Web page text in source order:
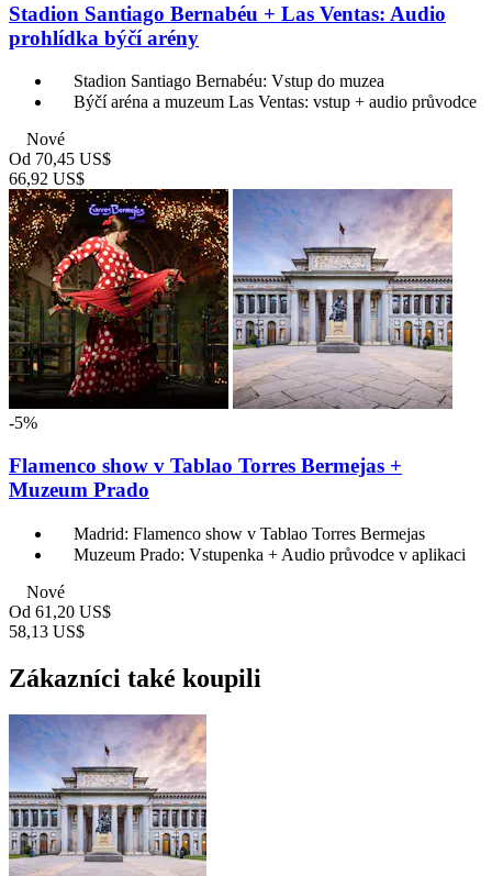
Stadion Santiago Bernabéu + Las Ventas: Audio
prohlídka býčí arény
Stadion Santiago Bernabéu: Vstup do muzea
Býčí aréna a muzeum Las Ventas: vstup + audio průvodce
Nové
Od 70,45 US$
66,92 US$
-5%
Flamenco show v Tablao Torres Bermejas +
Muzeum Prado
Madrid: Flamenco show v Tablao Torres Bermejas
Muzeum Prado: Vstupenka + Audio průvodce v aplikaci
Nové
Od 61,20 US$
58,13 US$
Zákazníci také koupili